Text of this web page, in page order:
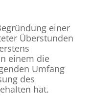
einer
Überstunden
einem die
Umfang
des
hat.